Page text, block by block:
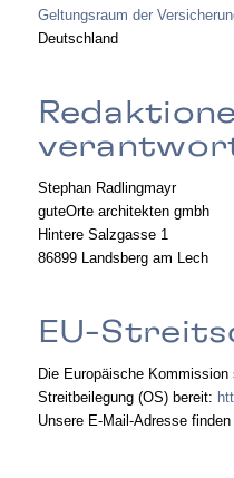
Geltungsraum der
Deutschland
Stephan Radlingmayr
guteOrte architekten gmbh
Hintere Salzgasse 1
86899 Landsberg am Lech
EU-
Die Europäische
Streitbeilegung (OS) bereit:
Unsere E-Mail-Adresse